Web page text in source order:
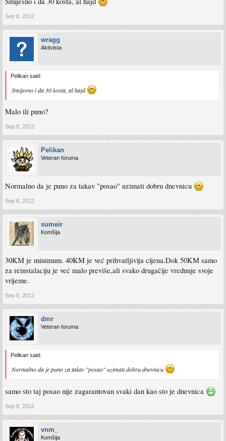
Sep 8, 2012
wragg
Aktivista
Pelikan said:
Smijesno i da 30 kosta, al hajd
Malo ili puno?
Sep 8, 2012
Pelikan
Veteran foruma
Normalno da je puno za takav "posao" uzimati dobru dnevnicu
Sep 8, 2012
sumeir
Komšija
30KM je minimum. 40KM je već prihvatljivija cijena.Dok 50KM samo
za reinstalaciju je već malo previše,ali svako drugačije vrednuje svoje
vrijeme.
Sep 8, 2012
dmr
Veteran foruma
Pelikan said:
Normalno da je puno za takav "posao" uzimati dobru dnevnicu
samo sto taj posao nije zagarantovan svaki dan kao sto je dnevnica
Sep 8, 2012
vnm_
Komšija